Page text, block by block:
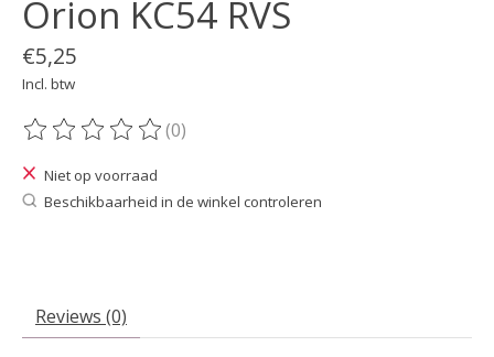
Orion KC54 RVS
€5,25
Incl. btw
De beoordeling van dit product is
(0)
Niet op voorraad
Beschikbaarheid in de winkel controleren
Reviews (0)